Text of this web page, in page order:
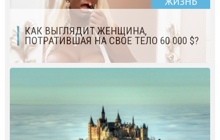
КАК ВЫГЛЯДИТ ЖЕНЩИНА,
ПОТРАТИВШАЯ НА СВОЕ ТЕЛО 60 000 $?